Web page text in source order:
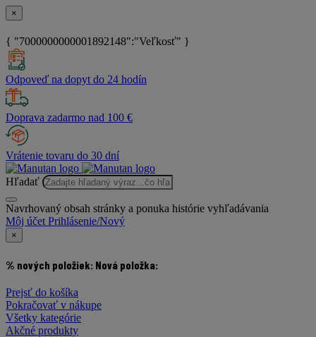
×
{ "7000000000001892148":"Veľkosť" }
Odpoveď na dopyt do 24 hodín
Doprava zadarmo nad 100 €
Vrátenie tovaru do 30 dní
Hľadať
Navrhovaný obsah stránky a ponuka histórie vyhľadávania
Môj účet Prihlásenie/Nový
×
% nových položiek: Nová položka:
Prejsť do košíka
Pokračovať v nákupe
Všetky kategórie
Akčné produkty